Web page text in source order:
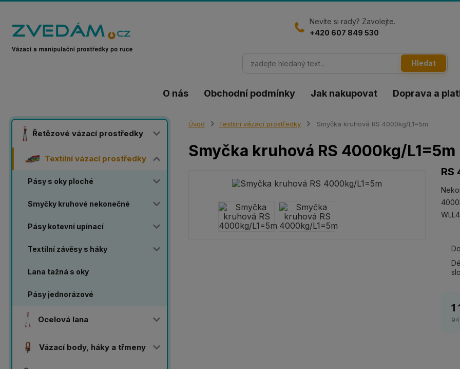
O nás Obchodní podmínky Jak nakupovat Doprava a
Hledat
Nevíte si rady? Zavolejte.
+420 607 849 530
Řetězové vázací prostředky
Textilní vázací prostředky
Pásy s oky ploché
Smyčky kruhové nekonečné
Pásy kotevní upínací
Textilní závěsy s háky
Lana tažná s oky
Pásy jednorázové
Ocelová lana
Vázací body, háky a třmeny
Úvod Textilní vázací prostředky Smyčka kruhová RS 4000kg/L1=5m
Smyčka kruhová RS 4000kg/L1=5m
RS
1